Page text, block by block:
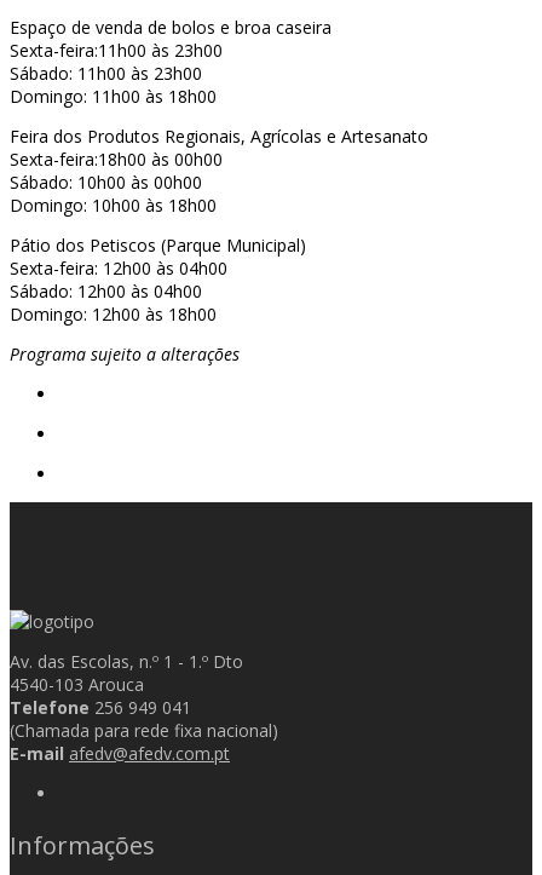
Espaço de venda de bolos e broa caseira
Sexta-feira:11h00 às 23h00
Sábado: 11h00 às 23h00
Domingo: 11h00 às 18h00
Feira dos Produtos Regionais, Agrícolas e Artesanato
Sexta-feira:18h00 às 00h00
Sábado: 10h00 às 00h00
Domingo: 10h00 às 18h00
Pátio dos Petiscos (Parque Municipal)
Sexta-feira: 12h00 às 04h00
Sábado: 12h00 às 04h00
Domingo: 12h00 às 18h00
Programa sujeito a alterações
Av. das Escolas, n.º 1 - 1.º Dto
4540-103 Arouca
Telefone 256 949 041
(Chamada para rede fixa nacional)
E-mail afedv@afedv.com.pt
Informações